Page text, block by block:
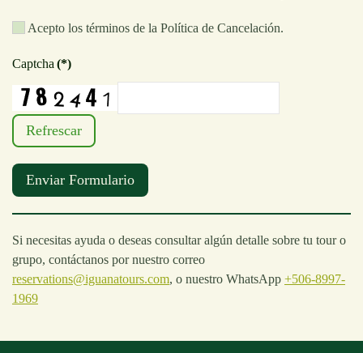
Acepto los términos de la Política de Cancelación.
Captcha (*)
Refrescar
Enviar Formulario
Si necesitas ayuda o deseas consultar algún detalle sobre tu tour o
grupo, contáctanos por nuestro correo
reservations@iguanatours.com, o nuestro WhatsApp +506-8997-
1969